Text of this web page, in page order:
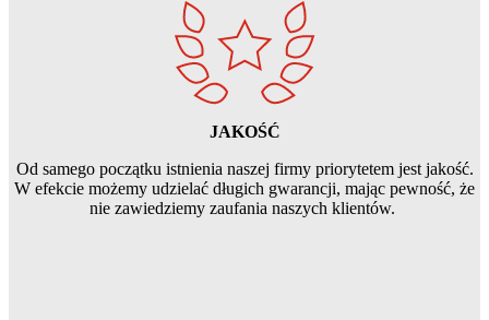
JAKOŚĆ
Od samego początku istnienia naszej firmy priorytetem jest jakość.
W efekcie możemy udzielać długich gwarancji, mając pewność, że
nie zawiedziemy zaufania naszych klientów.